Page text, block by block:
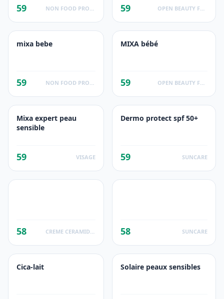
59 59
mixa bebe
59
MIXA bébé
59
Mixa expert peau
sensible
59 VISAGE
Dermo protect spf 50+
59 SUNCARE
58 58 SUNCARE
Cica-lait Solaire peaux sensibles